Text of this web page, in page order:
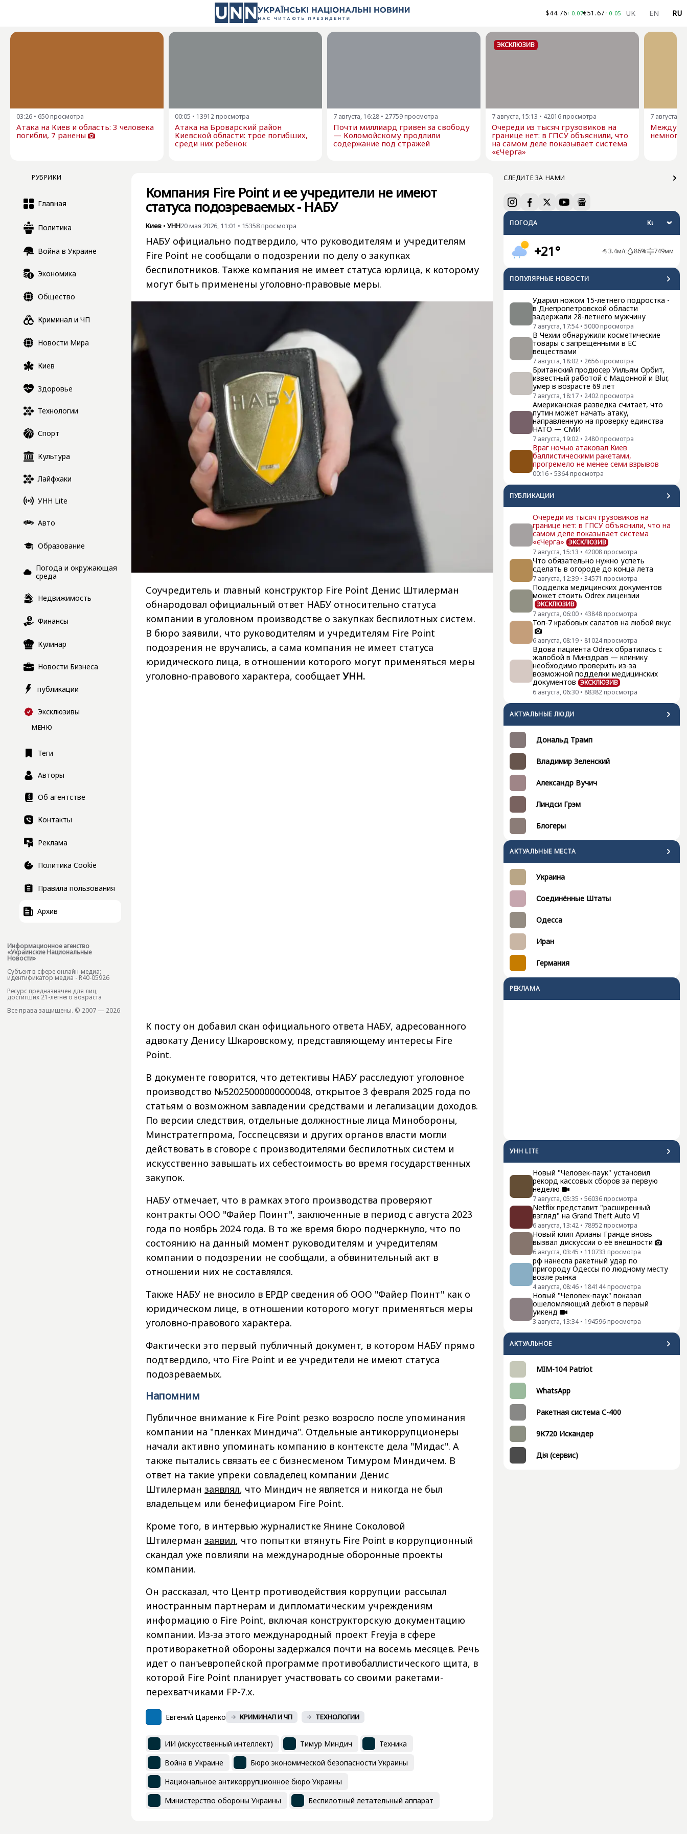
$44.76↑ 0.07€51.67↑ 0.05 UK EN RU
03:26 • 650 просмотра
Атака на Киев и область: 3 человека
погибли, 7 ранены
00:05 • 13912 просмотра
Атака на Броварский район
Киевской области: трое погибших,
среди них ребенок
7 августа, 16:28 • 27759 просмотра
Почти миллиард гривен за свободу
— Коломойскому продлили
содержание под стражей
ЭКСКЛЮЗИВ
7 августа, 15:13 • 42016 просмотра
Очереди из тысяч грузовиков на
границе нет: в ГПСУ объяснили, что
на самом деле показывает система
«єЧерга»
7 августа,
немного
РУБРИКИ
Главная
Политика
Война в Украине
Экономика
Общество
Криминал и ЧП
Новости Мира
Киев
Здоровье
Технологии
Спорт
Культура
Лайфхаки
УНН Lite
Авто
Образование
Погода и окружающая
среда
Недвижимость
Финансы
Кулинар
Новости Бизнеса
публикации
Эксклюзивы
МЕНЮ
Теги
Авторы
Об агентстве
Контакты
Реклама
Политика Cookie
Правила пользования
Архив
Информационное агенство
«Украинские Национальные
Новости»
Субъект в сфере онлайн-медиа;
идентификатор медиа - R40-05926
Ресурс предназначен для лиц,
достигших 21-летнего возраста
Все права защищены. © 2007 — 2026
СЛЕДИТЕ ЗА НАМИ
ПОГОДА
+21° 3.4м/с 86% 749мм
ПОПУЛЯРНЫЕ НОВОСТИ
Ударил ножом 15-летнего подростка -
в Днепропетровской области
задержали 28-летнего мужчину
7 августа, 17:54 • 5000 просмотра
В Чехии обнаружили косметические
товары с запрещёнными в ЕС
веществами
7 августа, 18:02 • 2656 просмотра
Британский продюсер Уильям Орбит,
известный работой с Мадонной и Blur,
умер в возрасте 69 лет
7 августа, 18:17 • 2402 просмотра
Американская разведка считает, что
путин может начать атаку,
направленную на проверку единства
НАТО — СМИ
7 августа, 19:02 • 2480 просмотра
Враг ночью атаковал Киев
баллистическими ракетами,
прогремело не менее семи взрывов
00:16 • 5364 просмотра
ПУБЛИКАЦИИ
Очереди из тысяч грузовиков на
границе нет: в ГПСУ объяснили, что на
самом деле показывает система
«єЧерга» ЭКСКЛЮЗИВ
7 августа, 15:13 • 42008 просмотра
Что обязательно нужно успеть
сделать в огороде до конца лета
7 августа, 12:39 • 34571 просмотра
Подделка медицинских документов
может стоить Odrex лицензии
ЭКСКЛЮЗИВ
7 августа, 06:00 • 43848 просмотра
Топ-7 крабовых салатов на любой вкус
6 августа, 08:19 • 81024 просмотра
Вдова пациента Odrex обратилась с
жалобой в Минздрав — клинику
необходимо проверить из-за
возможной подделки медицинских
документов ЭКСКЛЮЗИВ
6 августа, 06:30 • 88382 просмотра
АКТУАЛЬНЫЕ ЛЮДИ
Дональд Трамп
Владимир Зеленский
Александр Вучич
Линдси Грэм
Блогеры
АКТУАЛЬНЫЕ МЕСТА
Украина
Соединённые Штаты
Одесса
Иран
Германия
РЕКЛАМА
УНН LITE
Новый "Человек-паук" установил
рекорд кассовых сборов за первую
неделю
7 августа, 05:35 • 56036 просмотра
Netflix представит "расширенный
взгляд" на Grand Theft Auto VI
6 августа, 13:42 • 78952 просмотра
Новый клип Арианы Гранде вновь
вызвал дискуссии о её внешности
6 августа, 03:45 • 110733 просмотра
рф нанесла ракетный удар по
пригороду Одессы по людному месту
возле рынка
4 августа, 08:46 • 184144 просмотра
Новый "Человек-паук" показал
ошеломляющий дебют в первый
уикенд
3 августа, 13:34 • 194596 просмотра
АКТУАЛЬНОЕ
MIM-104 Patriot
WhatsApp
Ракетная система С-400
9К720 Искандер
Дія (сервис)
Компания Fire Point и ее учредители не имеют
статуса подозреваемых - НАБУ
Киев • УНН20 мая 2026, 11:01 • 15358просмотра
НАБУ официально подтвердило, что руководителям и учредителям
Fire Point не сообщали о подозрении по делу о закупках
беспилотников. Также компания не имеет статуса юрлица, к которому
могут быть применены уголовно-правовые меры.
Соучредитель и главный конструктор Fire Point Денис Штилерман
обнародовал официальный ответ НАБУ относительно статуса
компании в уголовном производстве о закупках беспилотных систем.
В бюро заявили, что руководителям и учредителям Fire Point
подозрения не вручались, а сама компания не имеет статуса
юридического лица, в отношении которого могут применяться меры
уголовно-правового характера, сообщаетУНН.
К посту он добавил скан официального ответа НАБУ, адресованного
адвокату Денису Шкаровскому, представляющему интересы Fire
Point.
В документе говорится, что детективы НАБУ расследуют уголовное
производство №52025000000000048, открытое 3 февраля 2025 года по
статьям о возможном завладении средствами и легализации доходов.
По версии следствия, отдельные должностные лица Минобороны,
Минстратегпрома, Госспецсвязи и других органов власти могли
действовать в сговоре с производителями беспилотных систем и
искусственно завышать их себестоимость во время государственных
закупок.
НАБУ отмечает, что в рамках этого производства проверяют
контракты ООО "Файер Поинт", заключенные в период с августа 2023
года по ноябрь 2024 года. В то же время бюро подчеркнуло, что по
состоянию на данный момент руководителям и учредителям
компании о подозрении не сообщали, а обвинительный акт в
отношении них не составлялся.
Также НАБУ не вносило в ЕРДР сведения об ООО "Файер Поинт" как о
юридическом лице, в отношении которого могут применяться меры
уголовно-правового характера.
Фактически это первый публичный документ, в котором НАБУ прямо
подтвердило, что Fire Point и ее учредители не имеют статуса
подозреваемых.
Напомним
Публичное внимание к Fire Point резко возросло после упоминания
компании на "пленках Миндича". Отдельные антикоррупционеры
начали активно упоминать компанию в контексте дела "Мидас". А
также пытались связать ее с бизнесменом Тимуром Миндичем. В
ответ на такие упреки совладелец компании Денис
Штилерман заявлял, что Миндич не является и никогда не был
владельцем или бенефициаром Fire Point.
Кроме того, в интервью журналистке Янине Соколовой
Штилерман заявил, что попытки втянуть Fire Point в коррупционный
скандал уже повлияли на международные оборонные проекты
компании.
Он рассказал, что Центр противодействия коррупции рассылал
иностранным партнерам и дипломатическим учреждениям
информацию о Fire Point, включая конструкторскую документацию
компании. Из-за этого международный проект Freyja в сфере
противоракетной обороны задержался почти на восемь месяцев. Речь
идет о панъевропейской программе противобаллистического щита, в
которой Fire Point планирует участвовать со своими ракетами-
перехватчиками FP-7.x.
Евгений Царенко КРИМИНАЛ И ЧП ТЕХНОЛОГИИ
ИИ (искусственный интеллект) Тимур Миндич
Техника
Война в Украине
Бюро экономической безопасности Украины
Национальное антикоррупционное бюро Украины
Министерство обороны Украины
Беспилотный летательный аппарат